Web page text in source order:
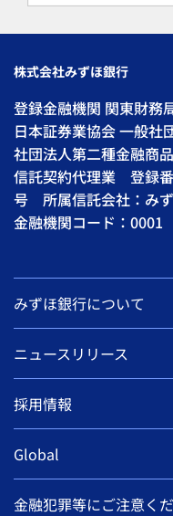
株式会社みずほ銀行
登録金融機関 関東財
日本証券業協会 一般
社団法人第二種金融商
信託契約代理業 登録
号 所属信託会社：み
金融機関コード：0001
みずほ銀行について
ニュースリリース
採用情報
Global
金融犯罪等にご注意く